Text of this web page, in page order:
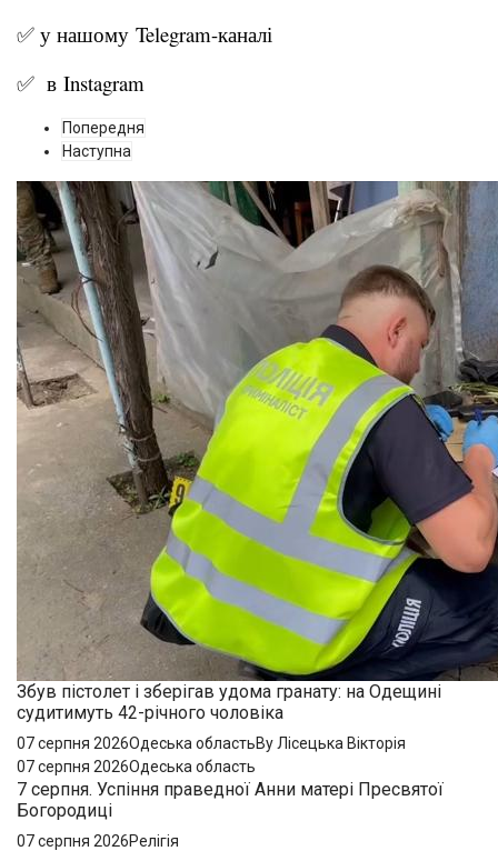
✅ у нашому Telegram-каналі
✅ в Instagram
Попередня
Наступна
Збув пістолет і зберігав удома гранату: на Одещині
судитимуть 42-річного чоловіка
07 серпня 2026Одеська областьBy Лісецька Вікторія
07 серпня 2026Одеська область
7 серпня. Успіння праведної Анни матері Пресвятої
Богородиці
07 серпня 2026Релігія